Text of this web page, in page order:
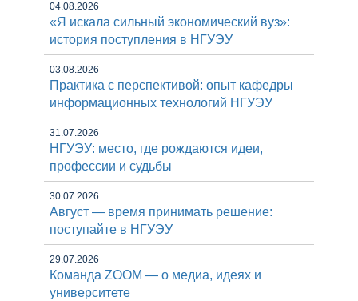
04.08.2026
«Я искала сильный экономический вуз»:
история поступления в НГУЭУ
03.08.2026
Практика с перспективой: опыт кафедры
информационных технологий НГУЭУ
31.07.2026
НГУЭУ: место, где рождаются идеи,
профессии и судьбы
30.07.2026
Август — время принимать решение:
поступайте в НГУЭУ
29.07.2026
Команда ZOOM — о медиа, идеях и
университете